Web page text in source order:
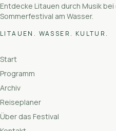
Entdecke Litauen durch Musik
Sommerfestival am Wasser.
LITAUEN. WASSER. KULTUR.
Start
Programm
Archiv
Reiseplaner
Über das Festival